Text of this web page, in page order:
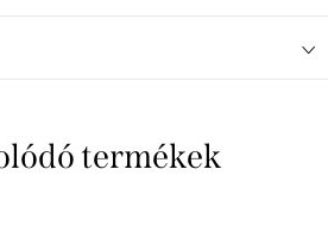
termékek